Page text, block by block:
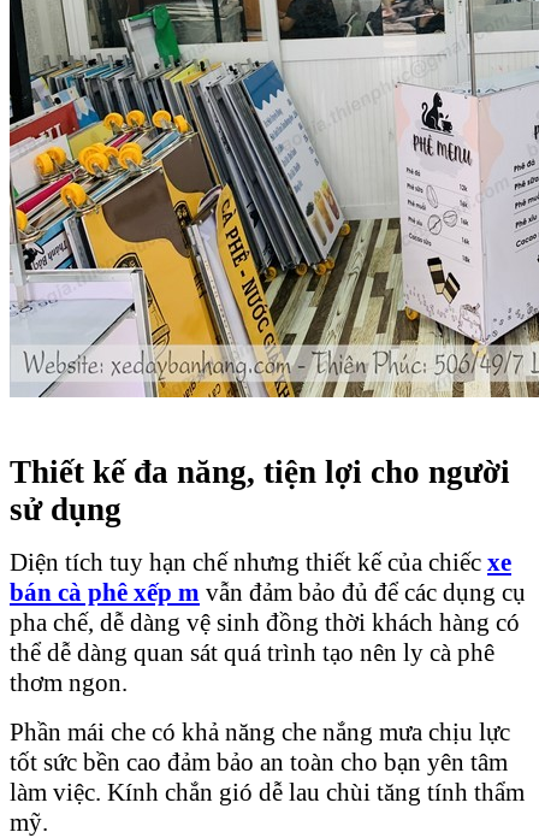
Thiết kế đa năng, tiện lợi cho người
sử dụng
Diện tích tuy hạn chế nhưng thiết kế của chiếc xe
bán cà phê xếp m vẫn đảm bảo đủ để các dụng cụ
pha chế, dễ dàng vệ sinh đồng thời khách hàng có
thể dễ dàng quan sát quá trình tạo nên ly cà phê
thơm ngon.
Phần mái che có khả năng che nắng mưa chịu lực
tốt sức bền cao đảm bảo an toàn cho bạn yên tâm
làm việc. Kính chắn gió dễ lau chùi tăng tính thẩm
mỹ.